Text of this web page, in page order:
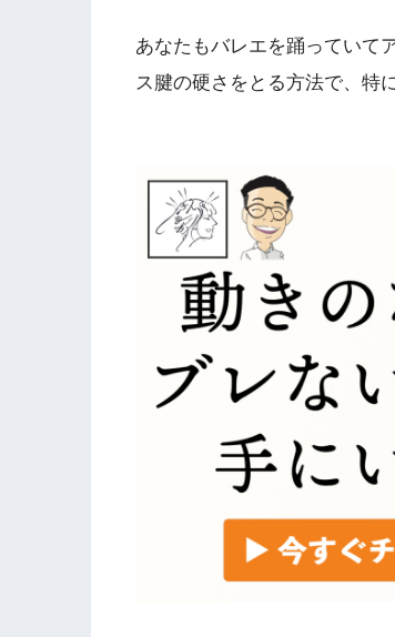
あなたもバレエを踊っていて
ス腱の硬さをとる方法で、特